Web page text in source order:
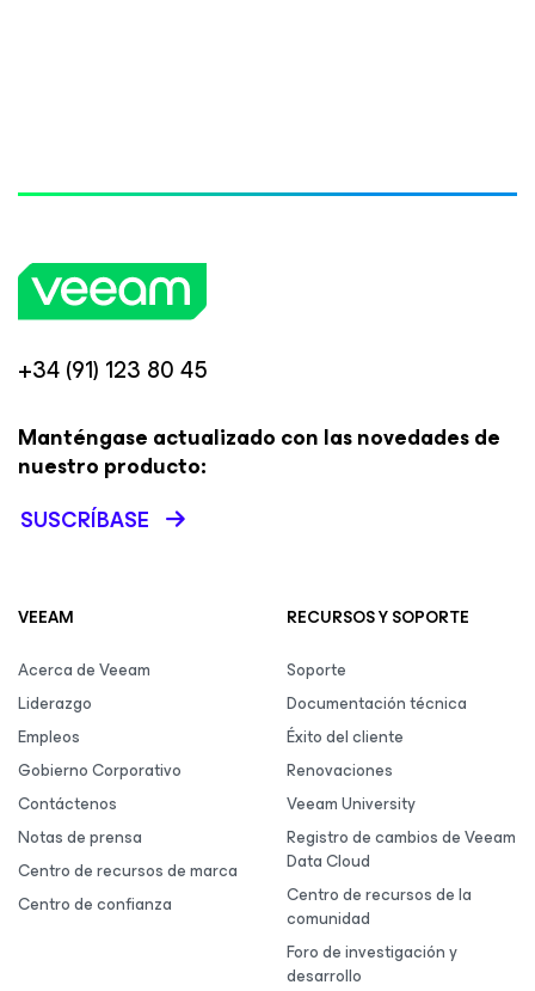
+34 (91) 123 80 45
Manténgase actualizado con las novedades de
nuestro producto:
SUSCRÍBASE
VEEAM
Acerca de Veeam
Liderazgo
Empleos
Gobierno Corporativo
Contáctenos
Notas de prensa
Centro de recursos de marca
Centro de confianza
RECURSOS Y SOPORTE
Soporte
Documentación técnica
Éxito del cliente
Renovaciones
Veeam University
Registro de cambios de Veeam
Data Cloud
Centro de recursos de la
comunidad
Foro de investigación y
desarrollo